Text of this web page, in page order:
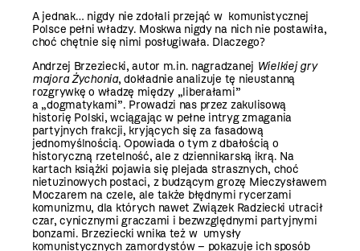
A jednak… nigdy nie zdołali przejąć w komunistycznej
Polsce pełni władzy. Moskwa nigdy na nich nie postawiła,
choć chętnie się nimi posługiwała. Dlaczego?
Andrzej Brzeziecki, autor m.in. nagradzanej Wielkiej gry
majora Żychonia, dokładnie analizuje tę nieustanną
rozgrywkę o władzę między „liberałami”
a „dogmatykami”. Prowadzi nas przez zakulisową
historię Polski, wciągając w pełne intryg zmagania
partyjnych frakcji, kryjących się za fasadową
jednomyślnością. Opowiada o tym z dbałością o
historyczną rzetelność, ale z dziennikarską ikrą. Na
kartach książki pojawia się plejada strasznych, choć
nietuzinowych postaci, z budzącym grozę Mieczysławem
Moczarem na czele, ale także błędnymi rycerzami
komunizmu, dla których nawet Związek Radziecki utracił
czar, cynicznymi graczami i bezwzględnymi partyjnymi
bonzami. Brzeziecki wnika też w umysły
komunistycznych zamordystów – pokazuje ich sposób